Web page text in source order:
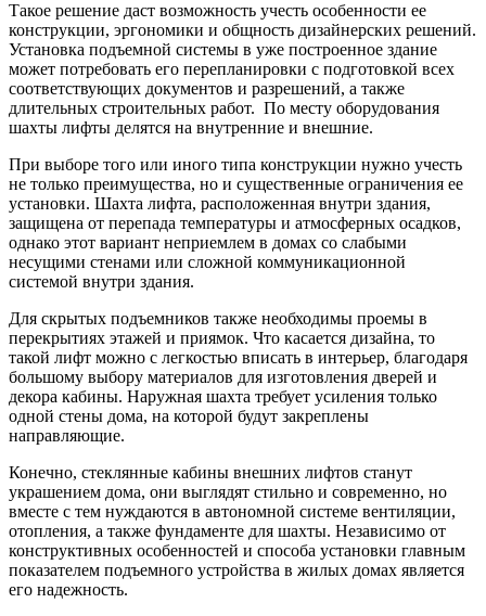
Такое решение даст возможность учесть особенности ее
конструкции, эргономики и общность дизайнерских решений.
Установка подъемной системы в уже построенное здание
может потребовать его перепланировки с подготовкой всех
соответствующих документов и разрешений, а также
длительных строительных работ. По месту оборудования
шахты лифты делятся на внутренние и внешние.
При выборе того или иного типа конструкции нужно учесть
не только преимущества, но и существенные ограничения ее
установки. Шахта лифта, расположенная внутри здания,
защищена от перепада температуры и атмосферных осадков,
однако этот вариант неприемлем в домах со слабыми
несущими стенами или сложной коммуникационной
системой внутри здания.
Для скрытых подъемников также необходимы проемы в
перекрытиях этажей и приямок. Что касается дизайна, то
такой лифт можно с легкостью вписать в интерьер, благодаря
большому выбору материалов для изготовления дверей и
декора кабины. Наружная шахта требует усиления только
одной стены дома, на которой будут закреплены
направляющие.
Конечно, стеклянные кабины внешних лифтов станут
украшением дома, они выглядят стильно и современно, но
вместе с тем нуждаются в автономной системе вентиляции,
отопления, а также фундаменте для шахты. Независимо от
конструктивных особенностей и способа установки главным
показателем подъемного устройства в жилых домах является
его надежность.